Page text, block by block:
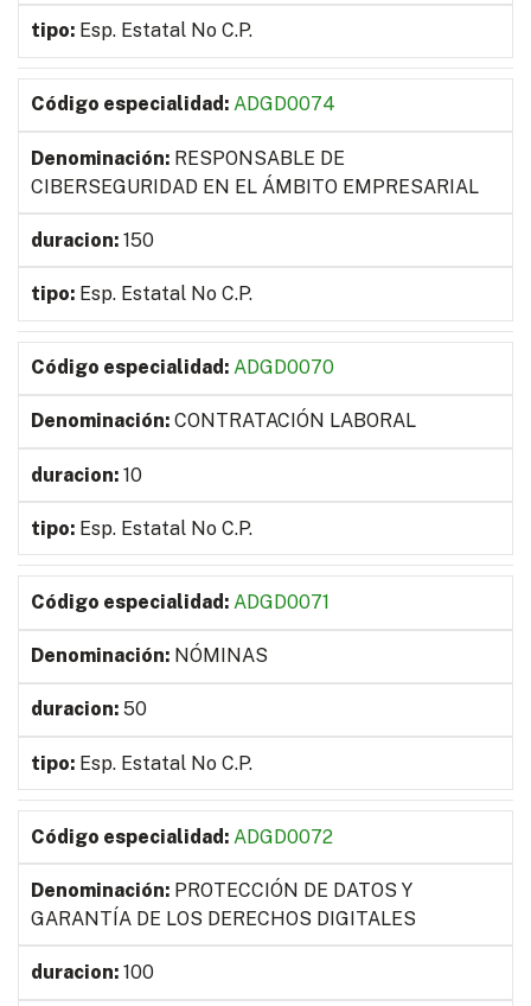
Esp. Estatal No C.P.
ADGD0074
RESPONSABLE DE
CIBERSEGURIDAD EN EL ÁMBITO EMPRESARIAL
150
Esp. Estatal No C.P.
ADGD0070
CONTRATACIÓN LABORAL
10
Esp. Estatal No C.P.
ADGD0071
NÓMINAS
50
Esp. Estatal No C.P.
ADGD0072
PROTECCIÓN DE DATOS Y
GARANTÍA DE LOS DERECHOS DIGITALES
100